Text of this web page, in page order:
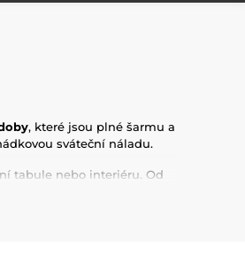
, které jsou plné šarmu a
sváteční náladu.
tabule nebo interiéru. Od
a elegance.